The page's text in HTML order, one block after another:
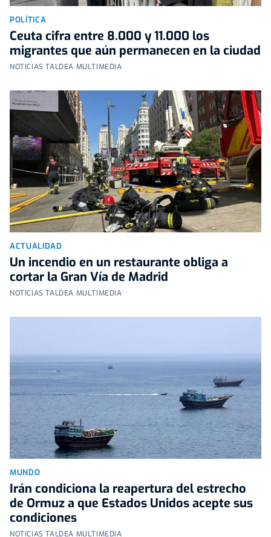
POLÍTICA
Ceuta cifra entre 8.000 y 11.000 los
migrantes que aún permanecen en la ciudad
NOTICIAS TALDEA MULTIMEDIA
ACTUALIDAD
Un incendio en un restaurante obliga a
cortar la Gran Vía de Madrid
NOTICIAS TALDEA MULTIMEDIA
MUNDO
Irán condiciona la reapertura del estrecho
de Ormuz a que Estados Unidos acepte sus
condiciones
NOTICIAS TALDEA MULTIMEDIA